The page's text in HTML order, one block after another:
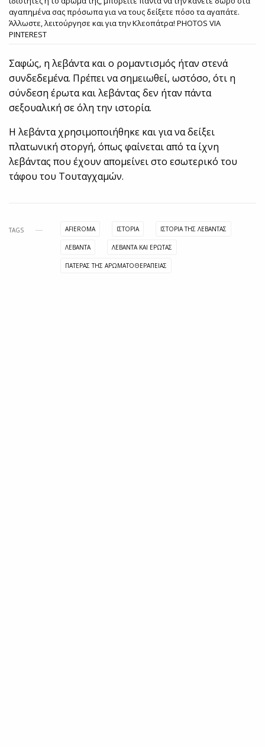
αγαπημένα σας πρόσωπα για να τους δείξετε πόσο τα αγαπάτε.
Άλλωστε, λειτούργησε και για την Κλεοπάτρα! PHOTOS VIA
PINTEREST
Σαφώς, η λεβάντα και ο ρομαντισμός ήταν στενά
συνδεδεμένα. Πρέπει να σημειωθεί, ωστόσο, ότι η
σύνδεση έρωτα και λεβάντας δεν ήταν πάντα
σεξουαλική σε όλη την ιστορία.
Η λεβάντα χρησιμοποιήθηκε και για να δείξει
πλατωνική στοργή, όπως φαίνεται από τα ίχνη
λεβάντας που έχουν απομείνει στο εσωτερικό του
τάφου του Τουταγχαμών.
TAGS AFIEROMA ΙΣΤΟΡΊΑ ΙΣΤΟΡΙΑ ΤΗΣ ΛΕΒΑΝΤΑΣ
ΛΕΒΑΝΤΑ ΛΕΒΑΝΤΑ ΚΑΙ ΕΡΩΤΑΣ
ΠΑΤΕΡΑΣ ΤΗΣ ΑΡΩΜΑΤΟΘΕΡΑΠΕΙΑΣ